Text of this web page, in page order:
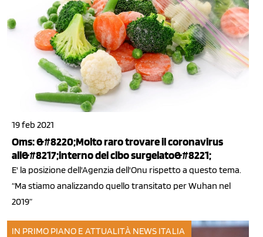
19 feb 2021
Oms: &#8220;Molto raro trovare il coronavirus
all&#8217;interno del cibo surgelato&#8221;
E' la posizione dell'Agenzia dell'Onu rispetto a questo tema.
“Ma stiamo analizzando quello transitato per Wuhan nel
2019”
IN PRIMO PIANO E ATTUALITÀ NEWS ITALIA